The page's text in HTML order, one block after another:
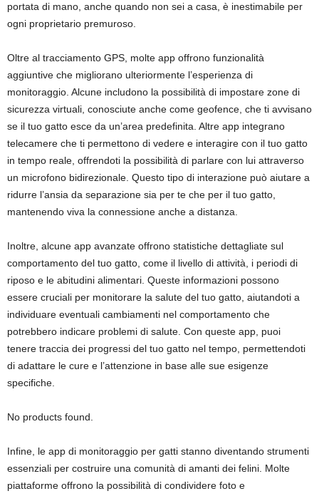
portata di mano, anche quando non sei a casa, è inestimabile per
ogni proprietario premuroso.
Oltre al tracciamento GPS, molte app offrono funzionalità
aggiuntive che migliorano ulteriormente l’esperienza di
monitoraggio. Alcune includono la possibilità di impostare zone di
sicurezza virtuali, conosciute anche come geofence, che ti avvisano
se il tuo gatto esce da un’area predefinita. Altre app integrano
telecamere che ti permettono di vedere e interagire con il tuo gatto
in tempo reale, offrendoti la possibilità di parlare con lui attraverso
un microfono bidirezionale. Questo tipo di interazione può aiutare a
ridurre l’ansia da separazione sia per te che per il tuo gatto,
mantenendo viva la connessione anche a distanza.
Inoltre, alcune app avanzate offrono statistiche dettagliate sul
comportamento del tuo gatto, come il livello di attività, i periodi di
riposo e le abitudini alimentari. Queste informazioni possono
essere cruciali per monitorare la salute del tuo gatto, aiutandoti a
individuare eventuali cambiamenti nel comportamento che
potrebbero indicare problemi di salute. Con queste app, puoi
tenere traccia dei progressi del tuo gatto nel tempo, permettendoti
di adattare le cure e l’attenzione in base alle sue esigenze
specifiche.
No products found.
Infine, le app di monitoraggio per gatti stanno diventando strumenti
essenziali per costruire una comunità di amanti dei felini. Molte
piattaforme offrono la possibilità di condividere foto e